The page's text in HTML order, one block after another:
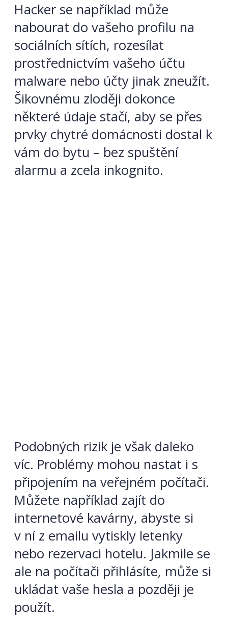
Hacker se například může
nabourat do vašeho profilu na
sociálních sítích, rozesílat
prostřednictvím vašeho účtu
malware nebo účty jinak zneužít.
Šikovnému zloději dokonce
některé údaje stačí, aby se přes
prvky chytré domácnosti dostal k
vám do bytu – bez spuštění
alarmu a zcela inkognito.
Podobných rizik je však daleko
víc. Problémy mohou nastat i s
připojením na veřejném počítači.
Můžete například zajít do
internetové kavárny, abyste si
v ní z emailu vytiskly letenky
nebo rezervaci hotelu. Jakmile se
ale na počítači přihlásíte, může si
ukládat vaše hesla a později je
použít.